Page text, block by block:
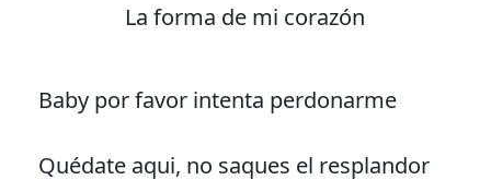
La forma de mi corazón
Baby por favor intenta perdonarme
Quédate aqui, no saques el resplandor